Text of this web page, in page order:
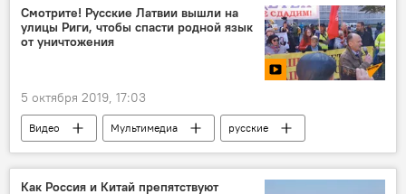
учения
Смотрите! Русские Латвии вышли на
улицы Риги, чтобы спасти родной язык
от уничтожения
5 октября 2019, 17:03
Видео Мультимедиа
русские
русский язык
Рига
Латвия
Русские школы: языковой барьер или мост
Как Россия и Китай препятствуют